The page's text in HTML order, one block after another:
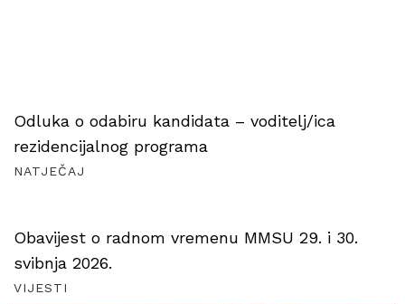
Odluka o odabiru kandidata – voditelj/ica
rezidencijalnog programa
NATJEČAJ
Obavijest o radnom vremenu MMSU 29. i 30.
svibnja 2026.
VIJESTI